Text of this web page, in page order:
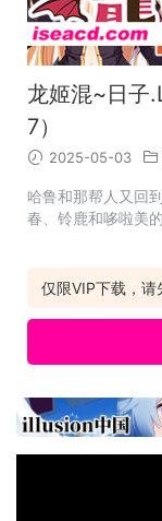
龙姬混~日子
7）
2025-05-03
哈鲁和那帮人又回
春、铃鹿和哆啦美
仅限VIP下载，请